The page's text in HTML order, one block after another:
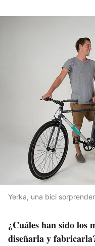
Yerka, una bici
¿Cuáles han sido los
diseñarla y